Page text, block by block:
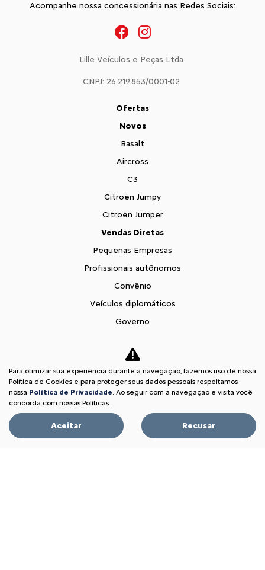
Acompanhe nossa concessionária nas Redes Sociais:
Lille Veículos e Peças Ltda
CNPJ: 26.219.853/0001-02
Ofertas
Novos
Basalt
Aircross
C3
Citroën Jumpy
Citroën Jumper
Vendas Diretas
Pequenas Empresas
Profissionais autônomos
Convênio
Veículos diplomáticos
Governo
Locadoras
Produtores Rurais
Autoescola
Citroën para Todos
Para otimizar sua experiência durante a navegação, fazemos uso de nossa
Política de Cookies e para proteger seus dados pessoais respeitamos
nossa Política de Privacidade. Ao seguir com a navegação e visita você
concorda com nossas Políticas.
Aceitar Recusar